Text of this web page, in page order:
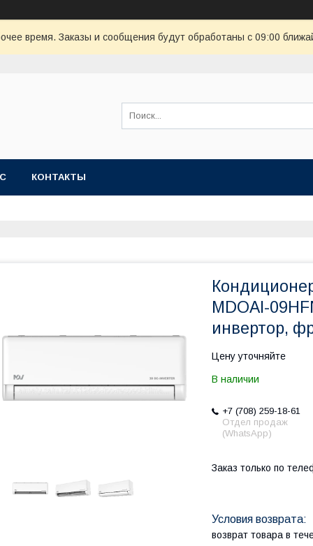
время. Заказы и сообщения будут обработаны с 09:00
КОНТАКТЫ
MDOAI-
инвертор,
Цену уточняйте
В наличии
+7 (708) 259-18-61
Отдел продаж
(WhatsApp)
Заказ только по
возврат товара в